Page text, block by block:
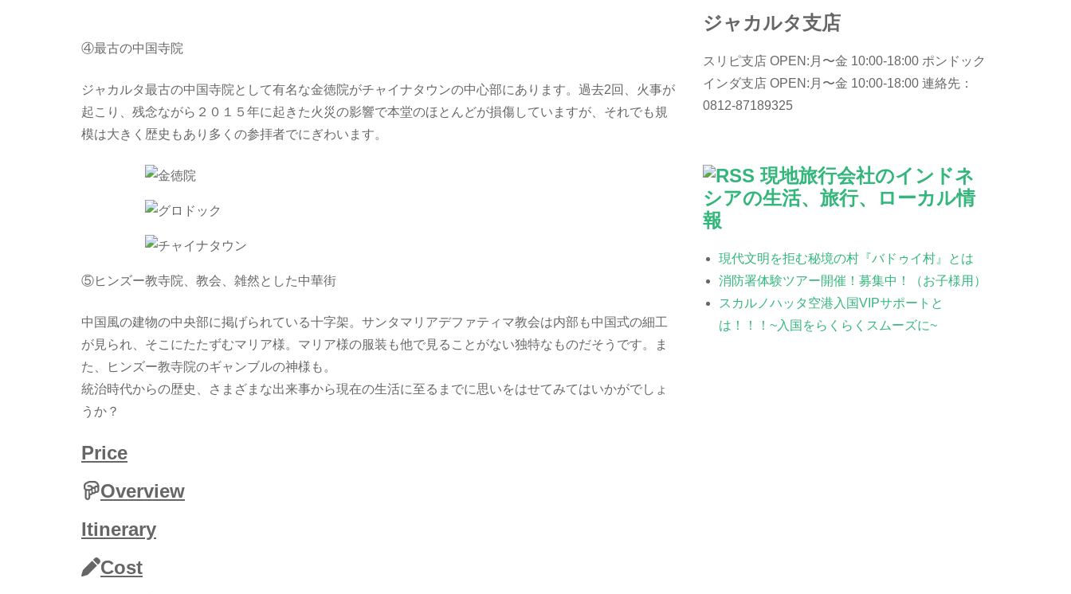
④最古の中国寺院
ジャカルタ最古の中国寺院として有名な金徳院がチャイナタウンの中心部にあります。過去2回、火事が
起こり、残念ながら２０１５年に起きた火災の影響で本堂のほとんどが損傷していますが、それでも規
模は大きく歴史もあり多くの参拝者でにぎわいます。
⑤ヒンズー教寺院、教会、雑然とした中華街
中国風の建物の中央部に掲げられている十字架。サンタマリアデファティマ教会は内部も中国式の細工
が見られ、そこにたたずむマリア様。マリア様の服装も他で見ることがない独特なものだそうです。ま
た、ヒンズー教寺院のギャンブルの神様も。
統治時代からの歴史、さまざまな出来事から現在の生活に至るまでに思いをはせてみてはいかがでしょ
うか？
Price
Overview
Itinerary
Cost
ジャカルタ支店
スリピ支店 OPEN:月〜金 10:00-18:00 ポンドック
インダ支店 OPEN:月〜金 10:00-18:00 連絡先：
0812-87189325
現地旅行会社のインドネ
シアの生活、旅行、ローカル情
報
現代文明を拒む秘境の村『バドゥイ村』とは
消防署体験ツアー開催！募集中！（お子様用）
スカルノハッタ空港入国VIPサポートと
は！！！~入国をらくらくスムーズに~